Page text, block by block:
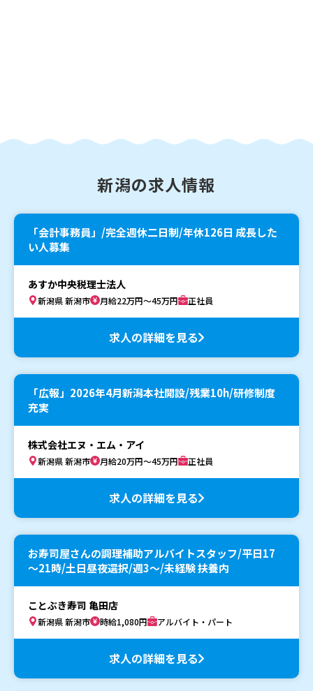
新潟の求人情報
「会計事務員」/完全週休二日制/年休126日 成長した
い人募集
あすか中央税理士法人
新潟県 新潟市 月給22万円～45万円 正社員
求人の詳細を見る
「広報」2026年4月新潟本社開設/残業10h/研修制度
充実
株式会社エヌ・エム・アイ
新潟県 新潟市 月給20万円～45万円 正社員
求人の詳細を見る
お寿司屋さんの調理補助アルバイトスタッフ/平日17
～21時/土日昼夜選択/週3～/未経験 扶養内
ことぶき寿司 亀田店
新潟県 新潟市 時給1,080円 アルバイト・パート
求人の詳細を見る